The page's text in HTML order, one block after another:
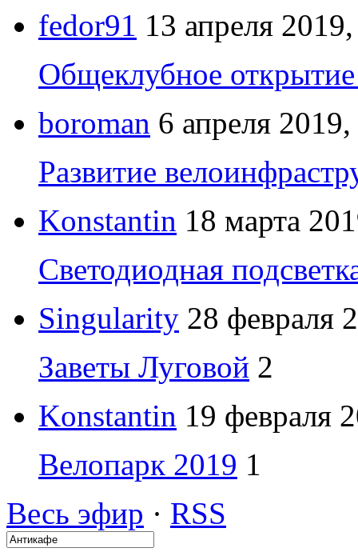
fedor91 13 апреля
Общеклубное открытие
boroman 6 апреля
Развитие
Konstantin 18 марта
Светодиодная
Singularity 28 февраля
Заветы Луговой 2
Konstantin 19 февраля
Велопарк 2019 1
Весь эфир · RSS